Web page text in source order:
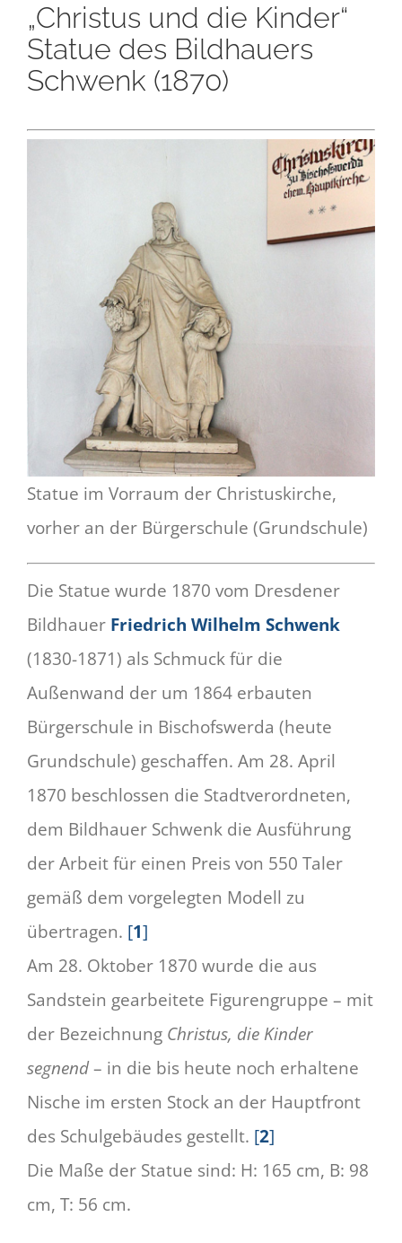
„Christus und die Kinder“
Statue des Bildhauers
Schwenk (1870)
Statue im Vorraum der Christuskirche,
vorher an der Bürgerschule (Grundschule)
Die Statue wurde 1870 vom Dresdener
Bildhauer Friedrich Wilhelm Schwenk
(1830-1871) als Schmuck für die
Außenwand der um 1864 erbauten
Bürgerschule in Bischofswerda (heute
Grundschule) geschaffen. Am 28. April
1870 beschlossen die Stadtverordneten,
dem Bildhauer Schwenk die Ausführung
der Arbeit für einen Preis von 550 Taler
gemäß dem vorgelegten Modell zu
übertragen. [1]
Am 28. Oktober 1870 wurde die aus
Sandstein gearbeitete Figurengruppe – mit
der Bezeichnung Christus, die Kinder
segnend– in die bis heute noch erhaltene
Nische im ersten Stock an der Hauptfront
des Schulgebäudes gestellt. [2]
Die Maße der Statue sind: H: 165 cm, B: 98
cm, T: 56 cm.